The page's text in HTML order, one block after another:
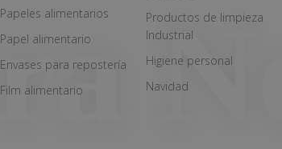
Papeles alimentarios
Papel alimentario
Envases para repostería
Film alimentario
Productos de limpieza
Industrial
Higiene personal
Navidad